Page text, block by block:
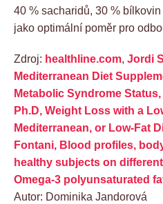
40 % sacharidů, 30 %
jako optimální poměr pro
Zdroj: healthline.com, Jordi
Mediterranean Diet
Metabolic Syndrome Status,
Ph.D, Weight Loss with a
Mediterranean, or Low-Fat
Fontani, Blood profiles,
healthy subjects on
Omega-3 polyunsaturated
Autor: Dominika Jandorová